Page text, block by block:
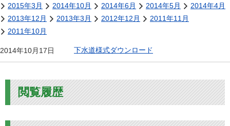
2015年3月
2014年10月 2014年6月 2014年5月
2014年4月
2013年12月
2013年3月 2012年12月
2011年11月
2011年10月
2014年10月17日 下水道様式ダウンロード
閲覧履歴